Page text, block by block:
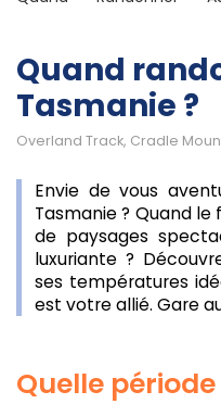
Quand
Tasmanie ?
Envie de vous
Tasmanie ? Quand
de paysages
luxuriante ?
ses températures
est votre allié. Gare
Quelle